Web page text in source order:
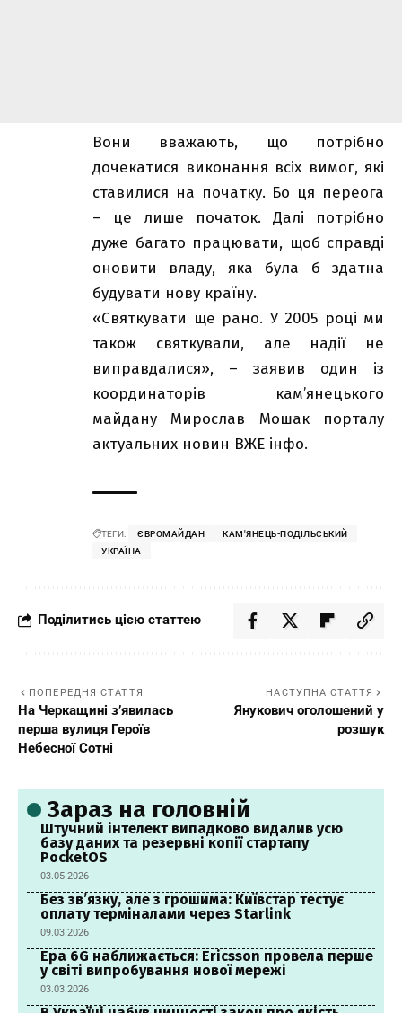
Вони вважають, що потрібно
дочекатися виконання всіх вимог, які
ставилися на початку. Бо ця переога
– це лише початок. Далі потрібно
дуже багато працювати, щоб справді
оновити владу, яка була б здатна
будувати нову країну.
«Святкувати ще рано. У 2005 році ми
також святкували, але надії не
виправдалися», – заявив один із
координаторів кам’янецького
майдану Мирослав Мошак порталу
актуальних новин ВЖЕ інфо.
ТЕГИ: ЄВРОМАЙДАН
КАМ'ЯНЕЦЬ-ПОДІЛЬСЬКИЙ
УКРАЇНА
Поділитись цією статтею
ПОПЕРЕДНЯ СТАТТЯ
На Черкащині з’явилась
перша вулиця Героїв
Небесної Сотні
НАСТУПНА СТАТТЯ
Янукович оголошений у
розшук
Зараз на головній
Штучний інтелект випадково видалив усю
базу даних та резервні копії стартапу
PocketOS
03.05.2026
Без зв’язку, але з грошима: Київстар тестує
оплату терміналами через Starlink
09.03.2026
Ера 6G наближається: Ericsson провела перше
у світі випробування нової мережі
03.03.2026